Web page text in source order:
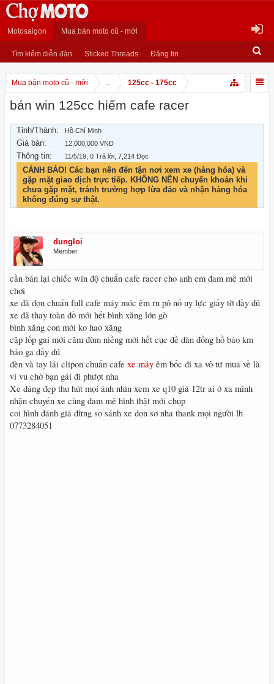
Motosaigon Mua bán moto cũ - mới
Tìm kiếm diễn đàn Sticked Threads Đăng tin
Mua bán moto cũ - mới ... 125cc - 175cc
bán win 125cc hiếm cafe racer
Tỉnh/Thành: Hồ Chí Minh
Giá bán: 12,000,000 VNĐ
Thông tin: 11/5/19 , 0 Trả lời, 7,214 Đọc
CẢNH BÁO! Các bạn nên đến tận nơi xem xe (hàng hóa) và
gặp mặt giao dịch trực tiếp. KHÔNG NÊN chuyển khoản khi
chưa gặp mặt, tránh trường hợp lừa đảo và nhận hàng hóa
không đúng sự thật.
dungloi
Member
cần bán lại chiếc win độ chuẩn cafe racer cho anh em đam mê mới
chơi
xe đã dọn chuẩn full cafe máy móc êm ru pô nổ uy lực giấy tờ đầy đủ
xe đã thay toàn đồ mới hết bình xăng lớn gò
bình xăng con mới ko hao xăng
cặp lốp gai mới căm đùm niềng mới hết cục đề dàn đồng hồ báo km
báo ga đầy đủ
đèn và tay lái clipon chuẩn cafe xe máy êm bốc đi xa vô tư mua về là
vi vu chở bạn gái đi phượt nha
Xe dáng đẹp thu hút mọi ánh nhìn xem xe q10 giá 12tr ai ở xa mình
nhận chuyển xe cùng đam mê hình thật mới chụp
coi hình đánh giá đừng so sánh xe dọn sơ nha thank mọi người lh
0773284051